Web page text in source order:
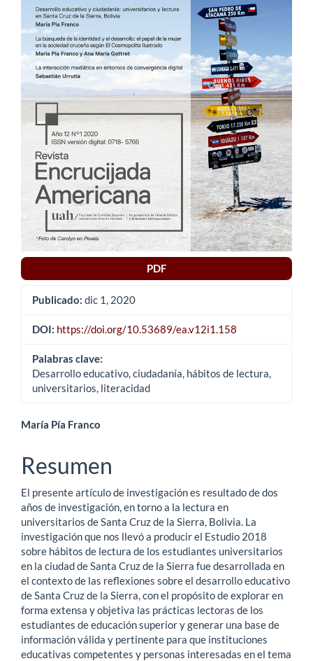
PDF
Publicado: dic 1, 2020
DOI: https://doi.org/10.53689/ea.v12i1.158
Palabras clave:
Desarrollo educativo, ciudadanía, hábitos de lectura,
universitarios, literacidad
Contenido
principal
del
artículo
María Pía Franco
Resumen
El presente artículo de investigación es resultado de dos
años de investigación, en torno a la lectura en
universitarios de Santa Cruz de la Sierra, Bolivia. La
investigación que nos llevó a producir el Estudio 2018
sobre hábitos de lectura de los estudiantes universitarios
en la ciudad de Santa Cruz de la Sierra fue desarrollada en
el contexto de las reflexiones sobre el desarrollo educativo
de Santa Cruz de la Sierra, con el propósito de explorar en
forma extensa y objetiva las prácticas lectoras de los
estudiantes de educación superior y generar una base de
información válida y pertinente para que instituciones
educativas competentes y personas interesadas en el tema